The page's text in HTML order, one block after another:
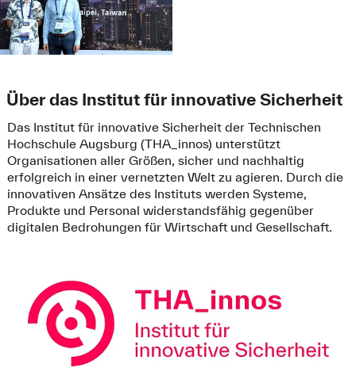
Über das Institut für innovative Sicherheit
Das Institut für innovative Sicherheit der Technischen
Hochschule Augsburg (THA_innos) unterstützt
Organisationen aller Größen, sicher und nachhaltig
erfolgreich in einer vernetzten Welt zu agieren. Durch die
innovativen Ansätze des Instituts werden Systeme,
Produkte und Personal widerstandsfähig gegenüber
digitalen Bedrohungen für Wirtschaft und Gesellschaft.